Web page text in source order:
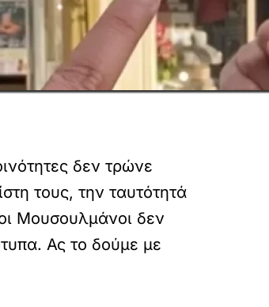
δεν τρώνε
τους, την ταυτότητά
Μουσουλμάνοι δεν
Ας το δούμε με